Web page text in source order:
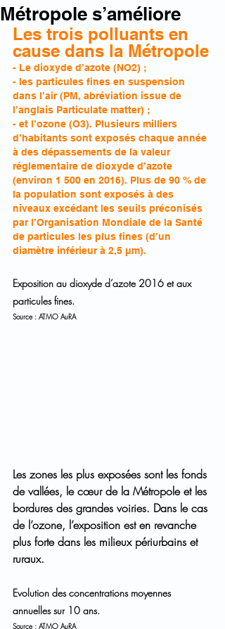
Métropole s’améliore
Les trois polluants en
cause dans la Métropole
- Le dioxyde d’azote (NO2) ;
- les particules fines en suspension
dans l’air (PM, abréviation issue de
l’anglais Particulate matter) ;
- et l’ozone (O3). Plusieurs milliers
d’habitants sont exposés chaque année
à des dépassements de la valeur
réglementaire de dioxyde d’azote
(environ 1 500 en 2016). Plus de 90 % de
la population sont exposés à des
niveaux excédant les seuils préconisés
par l’Organisation Mondiale de la Santé
de particules les plus fines (d’un
diamètre inférieur à 2,5 µm).
Exposition au dioxyde d’azote 2016 et aux
particules fines.
Source : ATMO AuRA
Les zones les plus exposées sont les fonds
de vallées, le cœur de la Métropole et les
bordures des grandes voiries. Dans le cas
de l’ozone, l’exposition est en revanche
plus forte dans les milieux périurbains et
ruraux.
Evolution des concentrations moyennes
annuelles sur 10 ans.
Source : ATMO AuRA